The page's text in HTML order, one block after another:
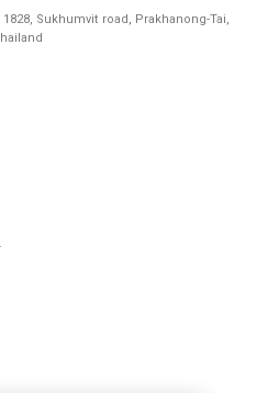
Sukhumvit road, Prakhanong-Tai,